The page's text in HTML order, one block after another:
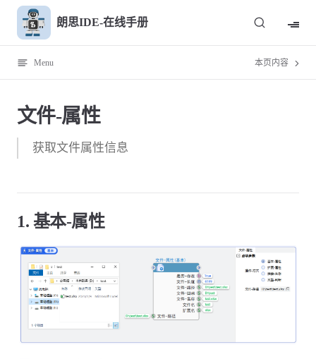
Skip to content朗思IDE-在线手册
Menu 本页内容
文件-属性
获取文件属性信息
1. 基本-属性